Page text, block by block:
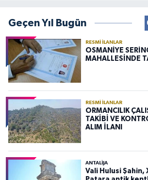
Geçen Yıl Bugün
RESMI İLANLAR
OSMANİYE
MAHALLESİNDE
RESMI İLANLAR
ORMANCILIK
TAKİBİ VE
ALIM İLANI
ANTALIJA
Vali Hulusi Şahin,